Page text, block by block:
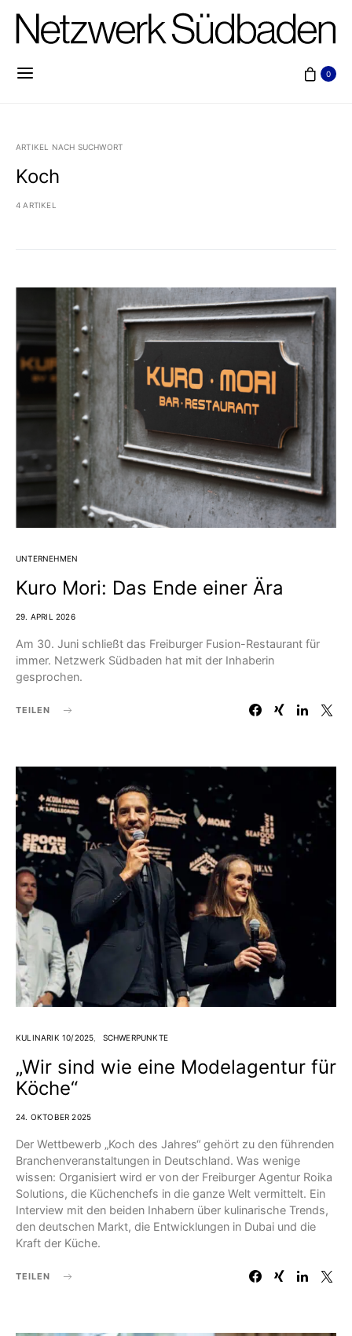
0
ARTIKEL NACH SUCHWORT
Koch
4 ARTIKEL
UNTERNEHMEN
Kuro Mori: Das Ende einer Ära
29. APRIL 2026
Am 30. Juni schließt das Freiburger Fusion-Restaurant für
immer. Netzwerk Südbaden hat mit der Inhaberin
gesprochen.
TEILEN
KULINARIK 10/2025 SCHWERPUNKTE
„Wir sind wie eine Modelagentur für
Köche“
24. OKTOBER 2025
Der Wettbewerb „Koch des Jahres“ gehört zu den führenden
Branchenveranstaltungen in Deutschland. Was wenige
wissen: Organisiert wird er von der Freiburger Agentur Roika
Solutions, die Küchenchefs in die ganze Welt vermittelt. Ein
Interview mit den beiden Inhabern über kulinarische Trends,
den deutschen Markt, die Entwicklungen in Dubai und die
Kraft der Küche.
TEILEN